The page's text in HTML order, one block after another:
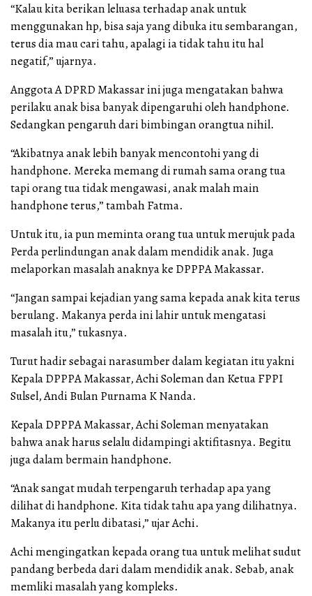
“Kalau kita berikan leluasa terhadap anak untuk
menggunakan hp, bisa saja yang dibuka itu sembarangan,
terus dia mau cari tahu, apalagi ia tidak tahu itu hal
negatif,” ujarnya.
Anggota A DPRD Makassar ini juga mengatakan bahwa
perilaku anak bisa banyak dipengaruhi oleh handphone.
Sedangkan pengaruh dari bimbingan orangtua nihil.
“Akibatnya anak lebih banyak mencontohi yang di
handphone. Mereka memang di rumah sama orang tua
tapi orang tua tidak mengawasi, anak malah main
handphone terus,” tambah Fatma.
Untuk itu, ia pun meminta orang tua untuk merujuk pada
Perda perlindungan anak dalam mendidik anak. Juga
melaporkan masalah anaknya ke DPPPA Makassar.
“Jangan sampai kejadian yang sama kepada anak kita terus
berulang. Makanya perda ini lahir untuk mengatasi
masalah itu,” tukasnya.
Turut hadir sebagai narasumber dalam kegiatan itu yakni
Kepala DPPPA Makassar, Achi Soleman dan Ketua FPPI
Sulsel, Andi Bulan Purnama K Nanda.
Kepala DPPPA Makassar, Achi Soleman menyatakan
bahwa anak harus selalu didampingi aktifitasnya. Begitu
juga dalam bermain handphone.
“Anak sangat mudah terpengaruh terhadap apa yang
dilihat di handphone. Kita tidak tahu apa yang dilihatnya.
Makanya itu perlu dibatasi,” ujar Achi.
Achi mengingatkan kepada orang tua untuk melihat sudut
pandang berbeda dari dalam mendidik anak. Sebab, anak
memliki masalah yang kompleks.